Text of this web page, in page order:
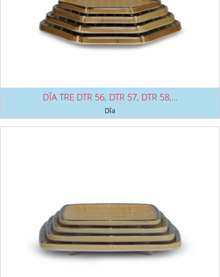
DĨA TRE DTR 56, DTR 57, DTR 58,...
Dĩa